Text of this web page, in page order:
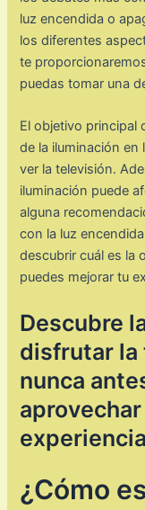
luz encendida o
los diferentes
te
puedas tomar una
El objetivo principal
de la iluminación en
ver la televisión.
iluminación puede
alguna
con la luz
descubrir cuál es la
puedes mejorar tu
Descubre
disfrutar la
nunca
¿Cómo